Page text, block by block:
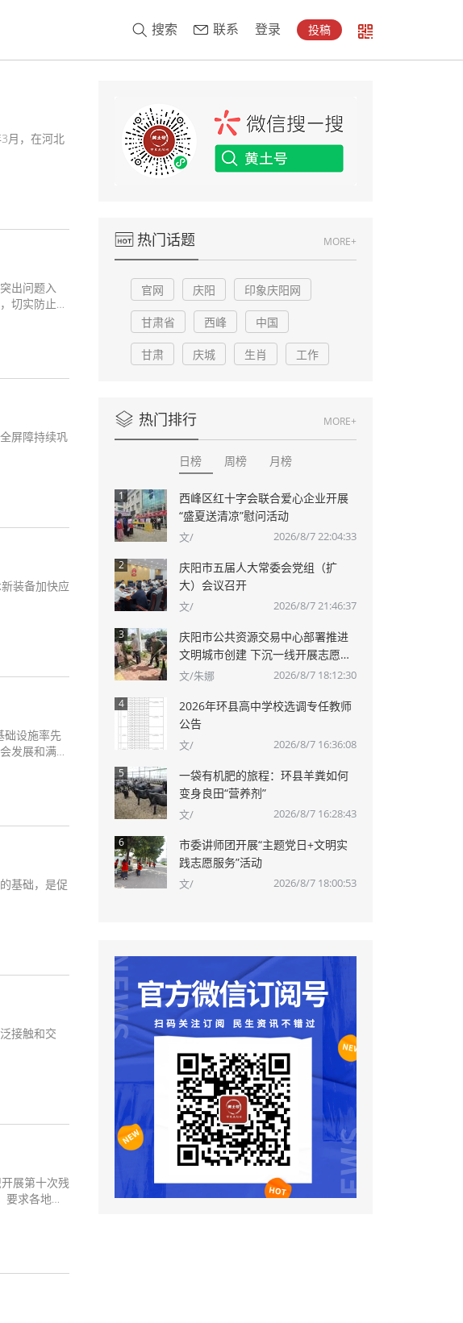
搜索 联系 登录 投稿
月，在河北
出问题入
切实防止老
屏障持续巩
装备加快应
础设施率先
发展和满足
基础，是促
接触和交
展第十次残
求各地切
热门话题 MORE+
官网 庆阳 印象庆阳网
甘肃省 西峰 中国
甘肃 庆城 生肖 工作
热门排行 MORE+
日榜 周榜 月榜
1
西峰区红十字会联合爱心企业开展
“盛夏送清凉”慰问活动
文/ 2026/8/7 22:04:33
2
庆阳市五届人大常委会党组（扩
大）会议召开
文/ 2026/8/7 21:46:37
3
庆阳市公共资源交易中心部署推进
文明城市创建 下沉一线开展志愿服
务
文/朱娜 2026/8/7 18:12:30
4
2026年环县高中学校选调专任教师
公告
文/ 2026/8/7 16:36:08
5
一袋有机肥的旅程：环县羊粪如何
变身良田“营养剂”
文/ 2026/8/7 16:28:43
6
市委讲师团开展“主题党日+文明实
践志愿服务”活动
文/ 2026/8/7 18:00:53